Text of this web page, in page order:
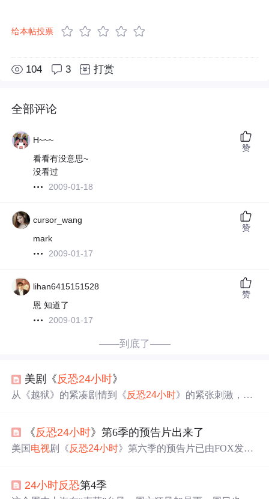
给本帖投票
104 3 打赏
全部评论
H~~~
看看有没意思~
没看过
2009-01-18
赞
cursor_wang
mark
2009-01-17
赞
lihan6415151528
恩 知道了
2009-01-17
赞
——到底了——
美剧《反恐24小时》
从《越狱》的紧凑剧情到《反恐24小时》的紧张刺激，本
设计，每集描述一小时的故事，依然令人着迷。
《反恐24小时》第6季的预告片出来了
美国 电视剧《反恐24小时》第六季的预告片已由FOX发
24小时反恐第4季